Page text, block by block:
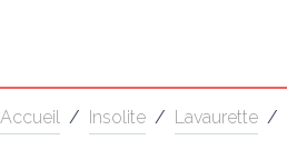
Accueil / Insolite / Lavaurette /